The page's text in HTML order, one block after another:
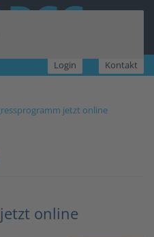
Login Kontakt
jetzt online
online